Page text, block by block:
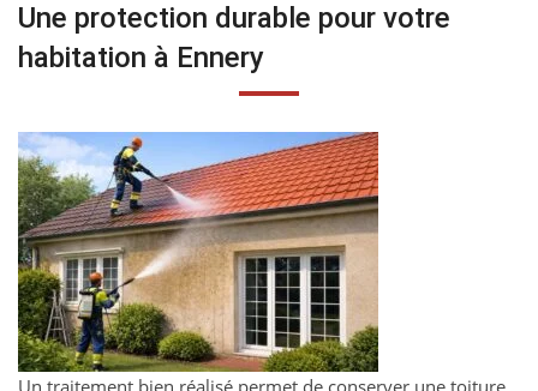
Une protection durable pour votre
habitation à Ennery
Un traitement bien réalisé permet de conserver une toiture